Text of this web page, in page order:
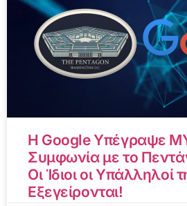
Η Google Υπέγραψε
Συμφωνία με το
Οι Ίδιοι οι Υπάλληλοί
Εξεγείρονται!